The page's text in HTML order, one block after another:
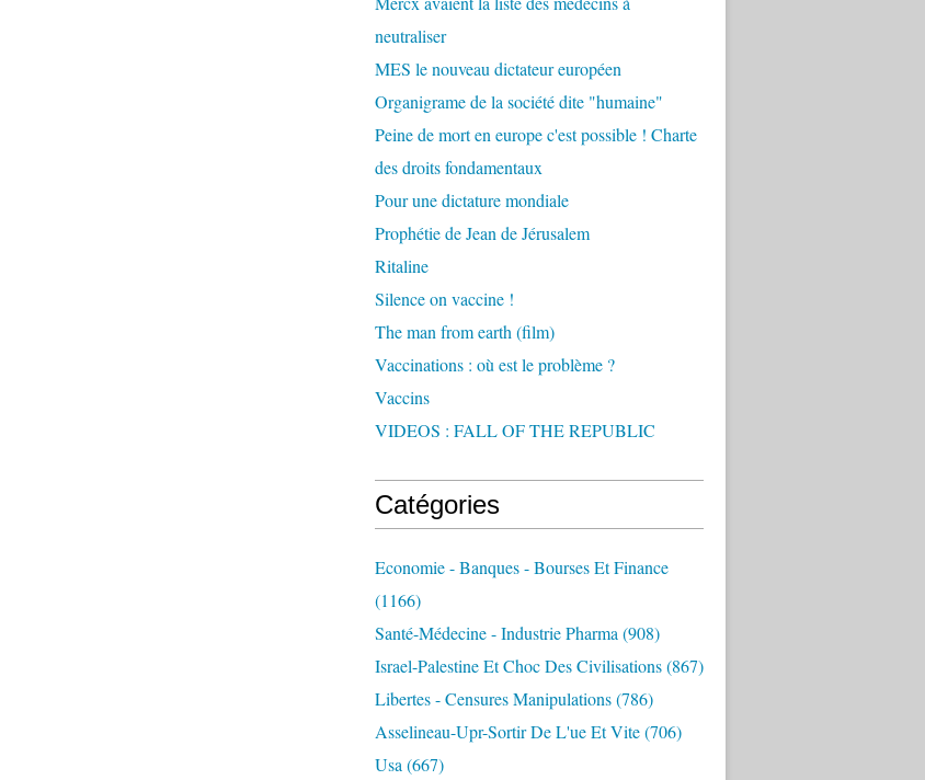
neutraliser
MES le nouveau dictateur européen
Organigrame de la société dite "humaine"
Peine de mort en europe c'est possible ! Charte
des droits fondamentaux
Pour une dictature mondiale
Prophétie de Jean de Jérusalem
Ritaline
Silence on vaccine !
The man from earth (film)
Vaccinations : où est le problème ?
Vaccins
VIDEOS : FALL OF THE REPUBLIC
Catégories
Economie - Banques - Bourses Et Finance
(1166)
Santé-Médecine - Industrie Pharma (908)
Israel-Palestine Et Choc Des Civilisations(867)
Libertes - Censures Manipulations(786)
Asselineau-Upr-Sortir De L'ue Et Vite(706)
Usa (667)